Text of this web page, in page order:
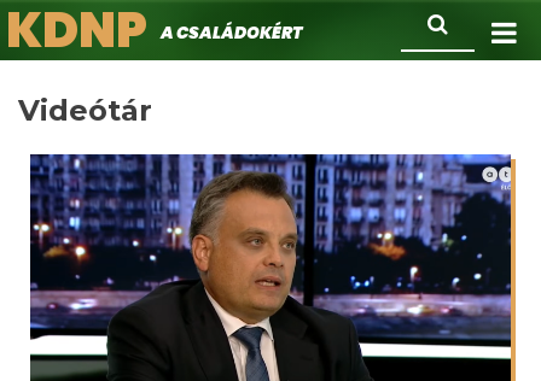
Ugrás
a
Keresés
KDNPA családokért.
Videótár